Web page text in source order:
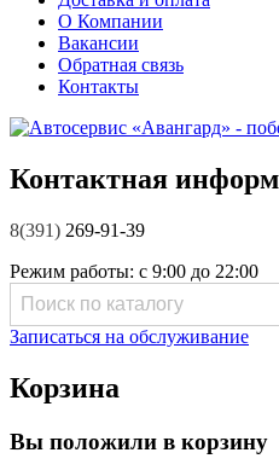
О Компании
Вакансии
Обратная связь
Контакты
Контактная
8(391) 269-91-39
Режим работы: с 9:00 до 22:00
Записаться на обслуживание
Корзина
Вы положили в корзину